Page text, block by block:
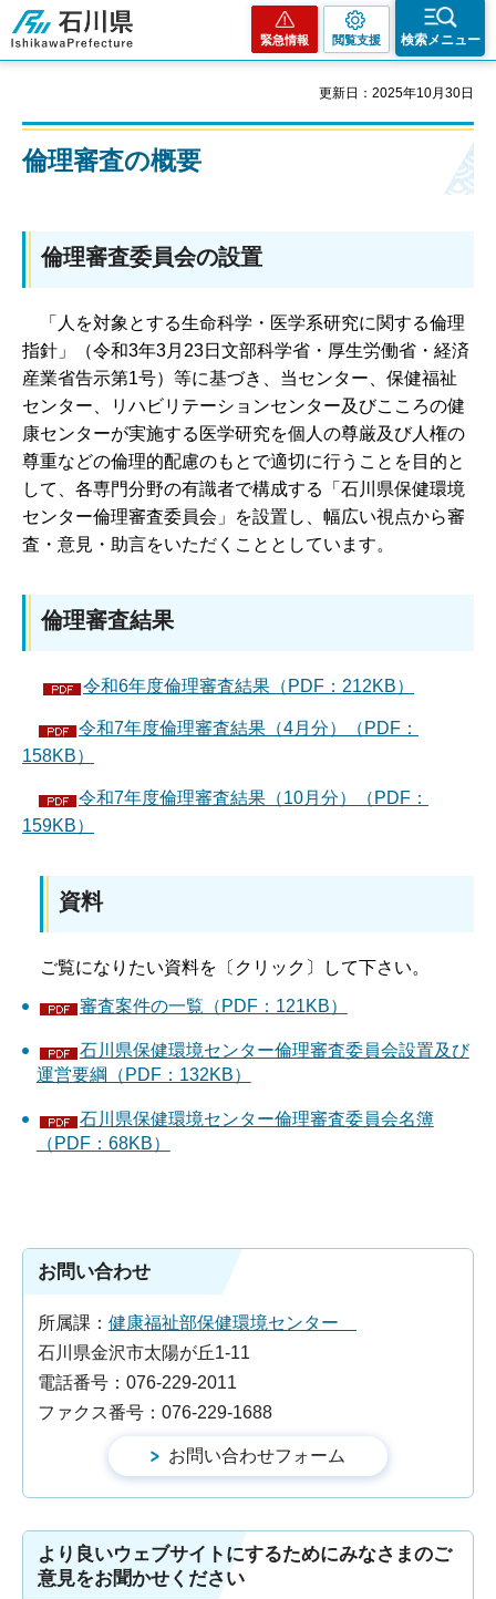
石川県
緊急情報 閲覧支援 検索メニュー
更新日：2025年10月30日
倫理審査の概要
倫理審査委員会の設置
「人を対象とする生命科学・医学系研究に関する倫理
指針」（令和3年3月23日文部科学省・厚生労働省・経済
産業省告示第1号）等に基づき、当センター、保健福祉
センター、リハビリテーションセンター及びこころの健
康センターが実施する医学研究を個人の尊厳及び人権の
尊重などの倫理的配慮のもとで適切に行うことを目的と
して、各専門分野の有識者で構成する「石川県保健環境
センター倫理審査委員会」を設置し、幅広い視点から審
査・意見・助言をいただくこととしています。
倫理審査結果
令和6年度倫理審査結果（PDF：212KB）
令和7年度倫理審査結果（4月分）（PDF：
158KB）
令和7年度倫理審査結果（10月分）（PDF：
159KB）
資料
ご覧になりたい資料を〔クリック〕して下さい。
審査案件の一覧（PDF：121KB）
石川県保健環境センター倫理審査委員会設置及び
運営要綱（PDF：132KB）
石川県保健環境センター倫理審査委員会名簿
（PDF：68KB）
お問い合わせ
所属課： 健康福祉部保健環境センター
石川県金沢市太陽が丘1-11
電話番号：076-229-2011
ファクス番号：076-229-1688
より良いウェブサイトにするためにみなさまのご
意見をお聞かせください